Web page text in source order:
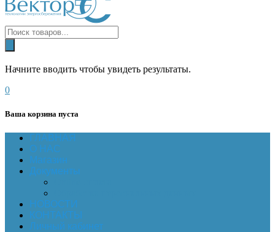
Начните вводить чтобы увидеть результаты.
0
Ваша корзина пуста
ГЛАВНАЯ
О НАС
Магазин
Документы
НОВОСТИ
КОНТАКТЫ
Личный кабинет